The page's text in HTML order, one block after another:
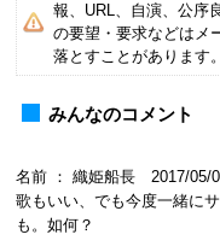
報、URL、自演、公序
の要望・要求などはメ
落とすことがあります。
みんなのコメント
名前 ： 織姫船長 2017/05/
歌もいい、でも今度一緒に
も。如何？